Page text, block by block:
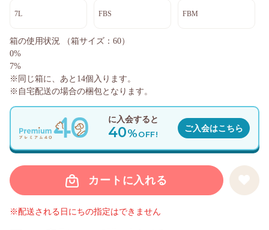
7L FBS FBM
カートに入れる
※配送される日にちの指定はできません
に入会すると
40%OFF!
ご入会はこちら
箱の使用状況
（箱サイズ：60）
0%
7%
※同じ箱に、あと 14個入ります。
※自宅配送の場合の梱包となります。